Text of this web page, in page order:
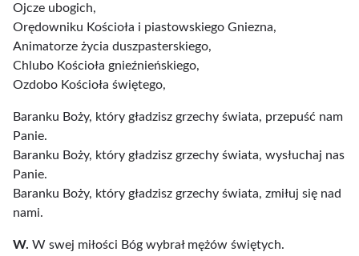
Ojcze ubogich,
Orędowniku Kościoła i piastowskiego Gniezna,
Animatorze życia duszpasterskiego,
Chlubo Kościoła gnieźnieńskiego,
Ozdobo Kościoła świętego,
Baranku Boży, który gładzisz grzechy świata, przepuść nam
Panie.
Baranku Boży, który gładzisz grzechy świata, wysłuchaj nas
Panie.
Baranku Boży, który gładzisz grzechy świata, zmiłuj się nad
nami.
W. W swej miłości Bóg wybrał mężów świętych.